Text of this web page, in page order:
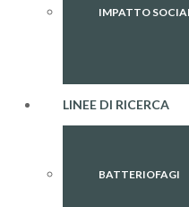
IMPATTO
LINEE DI RICERCA
BATTERIOFAGI